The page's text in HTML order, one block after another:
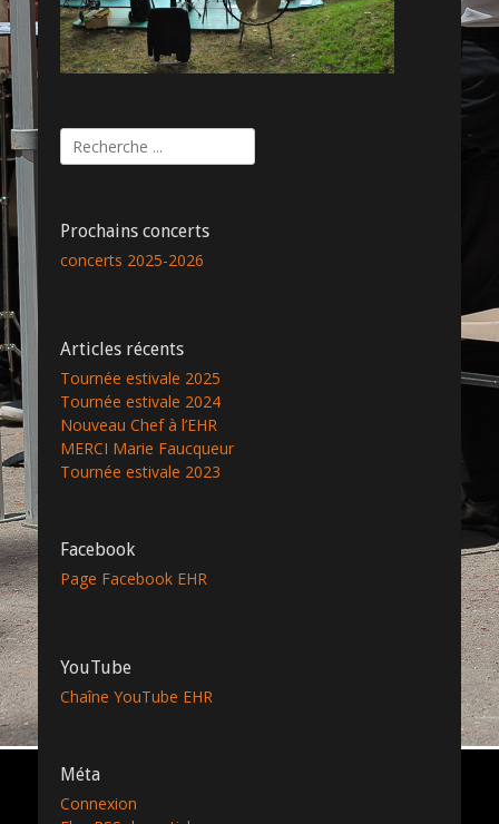
Rechercher :
Prochains concerts
concerts 2025-2026
Articles récents
Tournée estivale 2025
Tournée estivale 2024
Nouveau Chef à l’EHR
MERCI Marie Faucqueur
Tournée estivale 2023
Facebook
Page Facebook EHR
YouTube
Chaîne YouTube EHR
Méta
Connexion